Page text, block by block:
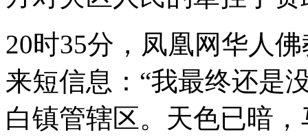
20时35分，凤凰网华人
来短信息：“我最终还是
白镇管辖区。天色已暗